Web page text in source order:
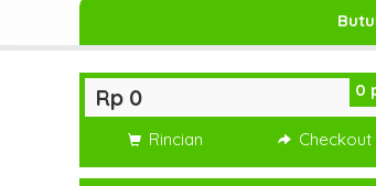
0
Rp 0
Rincian Checkout